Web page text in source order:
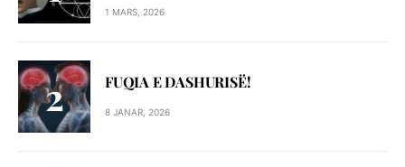
1 MARS, 2026
FUQIA E DASHURISË!
8 JANAR, 2026